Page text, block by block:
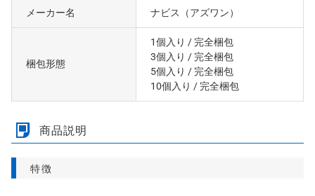
メーカー名 ナビス（アズワン）
梱包形態
1個入り / 完全梱包
3個入り / 完全梱包
5個入り / 完全梱包
10個入り / 完全梱包
商品説明
特徴